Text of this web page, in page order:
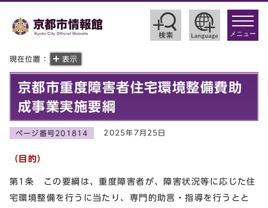
toggle
メニュー
現在位置： 表示
京都市重度障害者住宅環境整備費助
成事業実施要綱
ページ番号201814 2025年7月25日
（目的）
第1条 この要綱は、重度障害者が、障害状況等に応じた住
宅環境整備を行うに当たり、専門的助言・指導を行うとと